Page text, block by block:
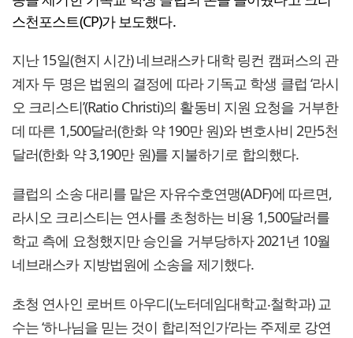
스천포스트(CP)가 보도했다.
지난 15일(현지 시간) 네브래스카 대학 링컨 캠퍼스의 관
계자 두 명은 법원의 결정에 따라 기독교 학생 클럽 ‘라시
오 크리스티’(Ratio Christi)의 활동비 지원 요청을 거부한
데 따른 1,500달러(한화 약 190만 원)와 변호사비 2만5천
달러(한화 약 3,190만 원)를 지불하기로 합의했다.
클럽의 소송 대리를 맡은 자유수호연맹(ADF)에 따르면,
라시오 크리스티는 연사를 초청하는 비용 1,500달러를
학교 측에 요청했지만 승인을 거부당하자 2021년 10월
네브래스카 지방법원에 소송을 제기했다.
초청 연사인 로버트 아우디(노터데임대학교‧철학과) 교
수는 ‘하나님을 믿는 것이 합리적인가’라는 주제로 강연